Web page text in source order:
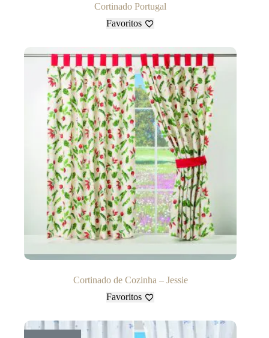
Cortinado Portugal
Favoritos
Cortinado de Cozinha – Jessie
Favoritos